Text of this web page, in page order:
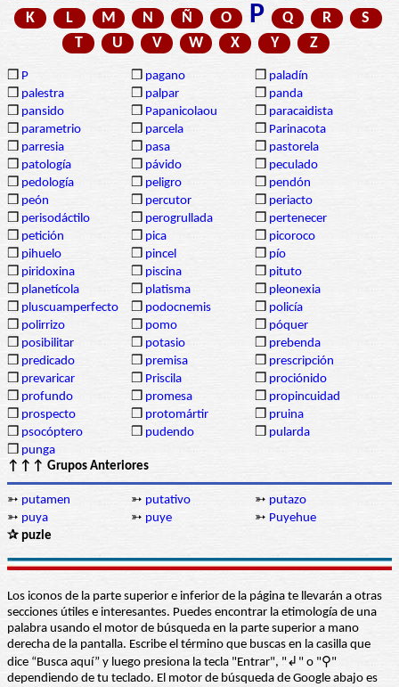
K
L M N Ñ O P Q R
S
T
U V W X Y Z
❒ P ❒ pagano ❒ paladín
❒ palestra ❒ palpar ❒ panda
❒ pansido ❒ Papanicolaou ❒ paracaidista
❒ parametrio ❒ parcela ❒ Parinacota
❒ parresia ❒ pasa ❒ pastorela
❒ patología ❒ pávido ❒ peculado
❒ pedología ❒ peligro ❒ pendón
❒ peón ❒ percutor ❒ periacto
❒ perisodáctilo ❒ perogrullada ❒ pertenecer
❒ petición ❒ pica ❒ picoroco
❒ pihuelo ❒ pincel ❒ pío
❒ piridoxina ❒ piscina ❒ pituto
❒ planetícola ❒ platisma ❒ pleonexia
❒ pluscuamperfecto ❒ podocnemis ❒ policía
❒ polirrizo ❒ pomo ❒ póquer
❒ posibilitar ❒ potasio ❒ prebenda
❒ predicado ❒ premisa ❒ prescripción
❒ prevaricar ❒ Priscila ❒ prociónido
❒ profundo ❒ promesa ❒ propincuidad
❒ prospecto ❒ protomártir ❒ pruina
❒ psocóptero ❒ pudendo ❒ pularda
❒ punga
↑↑↑ Grupos Anteriores
➳ putamen ➳ putativo ➳ putazo
➳ puya ➳ puye ➳ Puyehue
✰ puzle
Los iconos de la parte superior e inferior de la página te llevarán a otras
secciones útiles e interesantes. Puedes encontrar la etimología de una
palabra usando el motor de búsqueda en la parte superior a mano
derecha de la pantalla. Escribe el término que buscas en la casilla que
dice “Busca aquí” y luego presiona la tecla "Entrar", "↲" o "⚲"
dependiendo de tu teclado. El motor de búsqueda de Google abajo es